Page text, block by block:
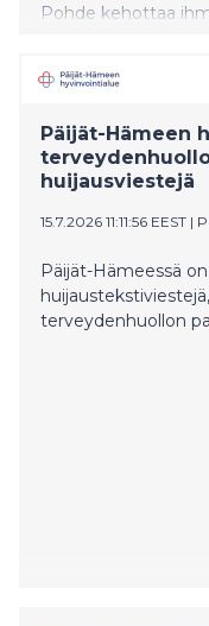
Pohde kehottaa
Päijät-Hämeen
huijausviestejä
15.7.2026 11:11:56 EEST |
Päijät-Hämeessä
terveydenhuollon